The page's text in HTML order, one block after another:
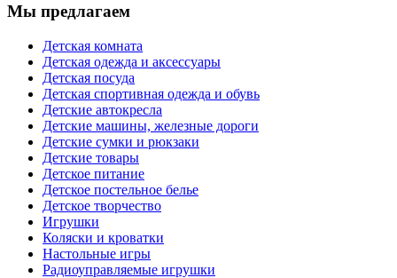
Мы предлагаем
Детская комната
Детская одежда и аксессуары
Детская посуда
Детская спортивная одежда и обувь
Детские автокресла
Детские машины, железные дороги
Детские сумки и рюкзаки
Детские товары
Детское питание
Детское постельное белье
Детское творчество
Игрушки
Коляски и кроватки
Настольные игры
Радиоуправляемые игрушки